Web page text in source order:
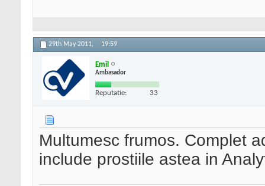
29th May 2011, 19:59
Emil
Ambasador
Reputatie: 33
Multumesc frumos. Complet
include prostiile astea in